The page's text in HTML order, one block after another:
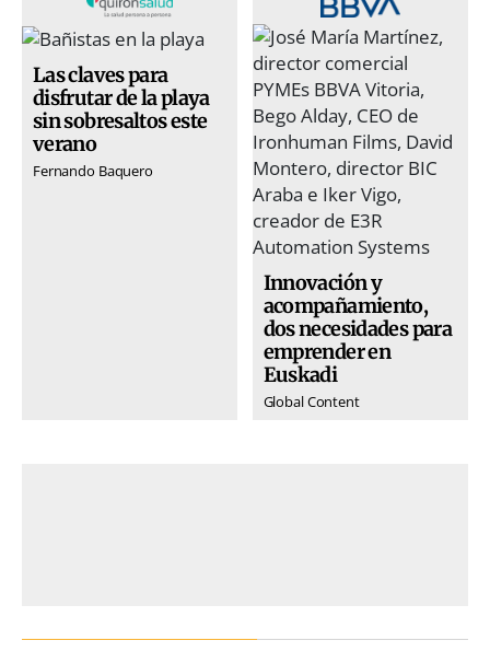
Las claves para
disfrutar de la playa
sin sobresaltos este
verano
Fernando Baquero
Innovación y
acompañamiento,
dos necesidades para
emprender en
Euskadi
Global Content